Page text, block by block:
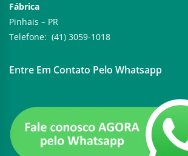
Fábrica
Pinhais – PR
Telefone: (41) 3059-1018
Entre Em Contato Pelo Whatsapp